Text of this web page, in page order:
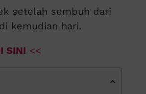
setelah sembuh dari
kemudian hari.
SINI <<